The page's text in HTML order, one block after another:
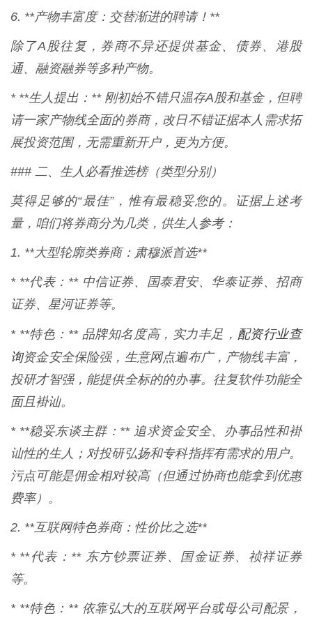
6. **产物丰富度：交替渐进的聘请！**
除了A股往复，券商不异还提供基金、债券、港股
通、融资融券等多种产物。
* **生人提出：** 刚初始不错只温存A股和基金，但聘
请一家产物线全面的券商，改日不错证据本人需求拓
展投资范围，无需重新开户，更为方便。
### 二、生人必看推选榜（类型分别）
莫得足够的“最佳”，惟有最稳妥您的。证据上述考
量，咱们将券商分为几类，供生人参考：
1. **大型轮廓类券商：肃穆派首选**
* **代表：** 中信证券、国泰君安、华泰证券、招商
证券、星河证券等。
* **特色：** 品牌知名度高，实力丰足， 配资行业查
询资金安全保险强，生意网点遍布广，产物线丰富，
投研才智强，能提供全标的的办事。往复软件功能全
面且褂讪。
* **稳妥东谈主群：** 追求资金安全、办事品性和褂
讪性的生人；对投研弘扬和专科指挥有需求的用户。
污点可能是佣金相对较高（但通过协商也能拿到优惠
费率）。
2. **互联网特色券商：性价比之选**
* **代表：** 东方钞票证券、国金证券、祯祥证券
等。
* **特色：** 依靠弘大的互联网平台或母公司配景，